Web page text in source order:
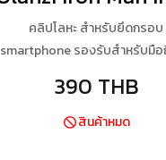
คลิปโลหะ สำหรับยึดกรอบ
smartphone รองรับสำหรับมื
390 THB
สินค้าหมด